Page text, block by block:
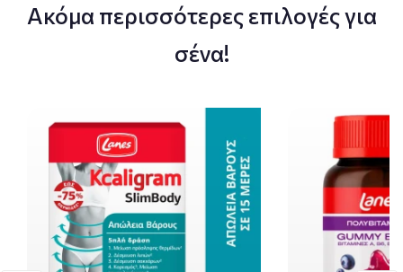
Ακόμα περισσότερες επιλογές για
σένα!